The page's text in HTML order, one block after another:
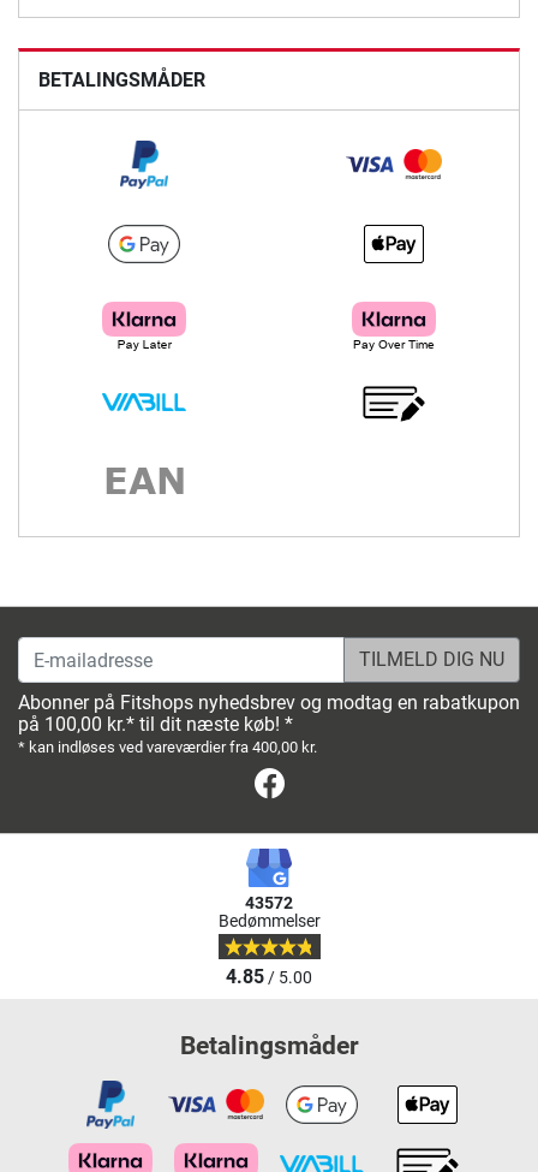
BETALINGSMÅDER
E-mailadresse
Abonner på Fitshops nyhedsbrev og modtag en rabatkupon
på 100,00 kr.* til dit næste køb! *
* kan indløses ved vareværdier fra 400,00 kr.
43572
Bedømmelser
4.85/ 5.00
Betalingsmåder